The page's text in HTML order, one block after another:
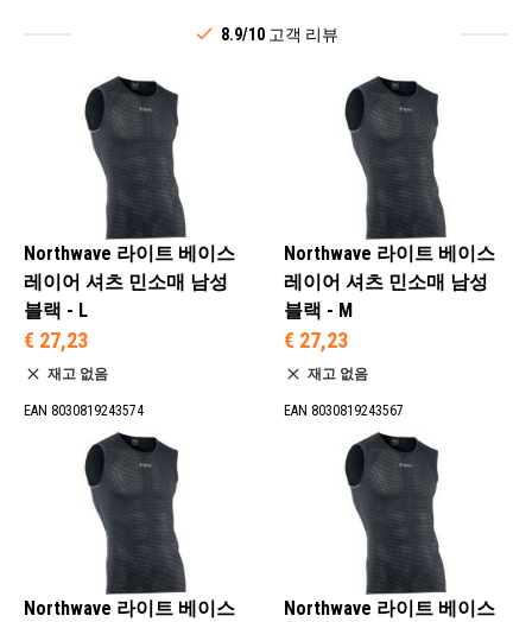
8.9/10 고객 리뷰
Northwave 라이트 베이스
레이어 셔츠 민소매 남성
블랙 - L
€ 27,23
재고 없음
EAN 8030819243574
Northwave 라이트 베이스
레이어 셔츠 민소매 남성
블랙 - M
€ 27,23
재고 없음
EAN 8030819243567
Northwave 라이트 베이스
Northwave 라이트 베이스